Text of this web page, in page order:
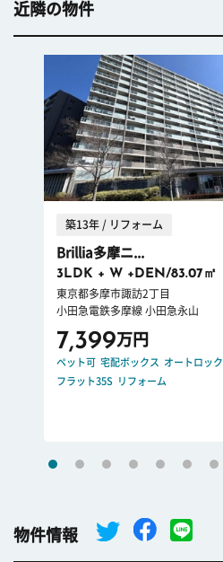
近隣の物件
築13年 / リフォーム
Brillia多摩ニ...
3LDK + W +DEN/83.07㎡
東京都多摩市諏訪2丁目
小田急電鉄多摩線 小田急永山
7,399万円
ペット可 宅配ボックス オートロック
フラット35S
リフォーム
物件情報